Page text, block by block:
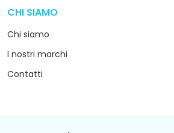
CHI SIAMO
Chi siamo
I nostri marchi
Contatti